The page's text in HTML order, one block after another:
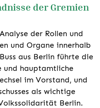
der Gremien
der Rollen und
und Organe innerhalb
aus Berlin führte die
und hauptamtliche
im Vorstand, und
als wichtige
Berlin.